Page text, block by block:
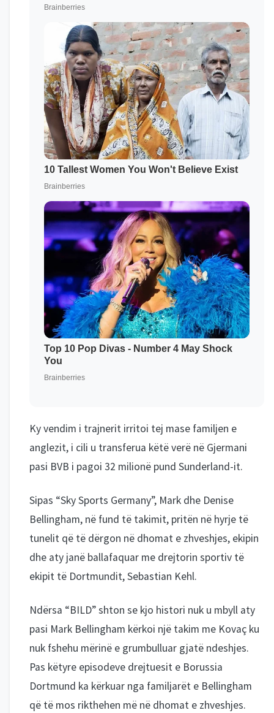
Ky vendim i trajnerit irritoi tej mase familjen e
anglezit, i cili u transferua këtë verë në Gjermani
pasi BVB i pagoi 32 milionë pund Sunderland-it.
Sipas “Sky Sports Germany”, Mark dhe Denise
Bellingham, në fund të takimit, pritën në hyrje të
tunelit që të dërgon në dhomat e zhveshjes, ekipin
dhe aty janë ballafaquar me drejtorin sportiv të
ekipit të Dortmundit, Sebastian Kehl.
Ndërsa “BILD” shton se kjo histori nuk u mbyll aty
pasi Mark Bellingham kërkoi një takim me Kovaç ku
nuk fshehu mërinë e grumbulluar gjatë ndeshjes.
Pas këtyre episodeve drejtuesit e Borussia
Dortmund ka kërkuar nga familjarët e Bellingham
që të mos rikthehen më në dhomat e zhveshjes.